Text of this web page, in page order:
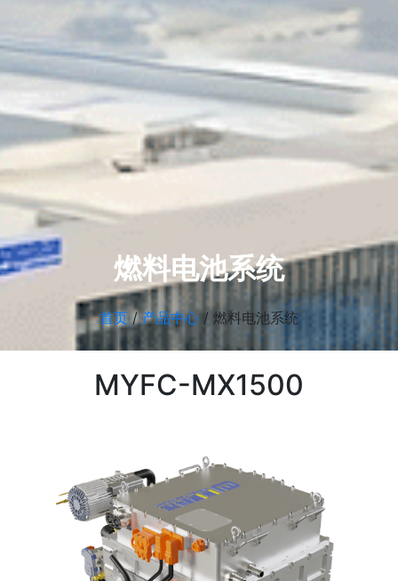
燃料电池系统
首页 /产品中心 / 燃料电池系统
MYFC-MX1500